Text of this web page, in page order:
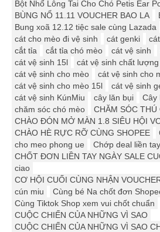
Bột Nhổ Lông Tai Cho Chó Petis Ear
BÙNG NỔ 11.11 VOUCHER BAO LA
Bung xoã 12.12 tiệc sale cùng Lazada
cát cho mèo đi vệ sinh
cát genki
cắt tỉa
cắt tỉa chó mèo cát vệ sinh
cát vệ sinh 15l
cát vệ sinh chất
cát vệ sinh cho mèo
cát vệ sinh cho
cát vệ sinh cho mèo 15l
cát vệ sinh
cát vệ sinh KúnMiu
cây lăn bụi
Cây
chăm sóc chó mèo
CHĂM SÓC THÚ
CHÀO ĐÓN MỞ MÀN 1.8 SIÊU HỘI
CHÀO HÈ RỰC RỠ CÙNG SHOPEE
cho meo phong ue
Chớp deal liền tay
CHỐT ĐƠN LIỀN TAY NGÀY SALE
ciao
CƠ HỘI CUỐI CÙNG NHẬN
cún miu
Cùng bé Na chốt đơn
Cùng Tiktok Shop xem vui chốt chuẩn
CUỘC CHIẾN CỦA NHỮNG VÌ SAO
CUỘC CHIẾN CỦA NHỮNG VÌ SAO